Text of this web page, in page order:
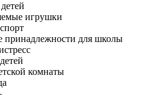
игрушки
принадлежности для школы
комнаты